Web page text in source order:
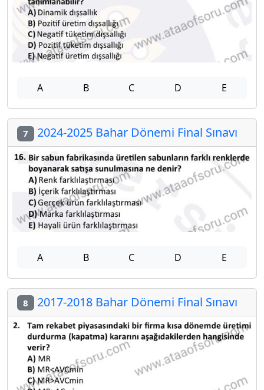
A B C D E
7 2024-2025 Bahar Dönemi Final Sınavı
A B C D E
8 2017-2018 Bahar Dönemi Final Sınavı